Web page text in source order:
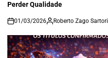
Perder Qualidade
on
01/03/2026 Roberto Zago Sartori